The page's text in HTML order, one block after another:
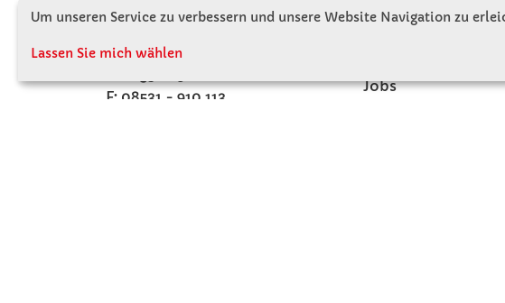
Winkler Schulbedarf GmbH
D - 94060 Pocking
F: 08531 - 910 113
Wir stellen uns vor
Jobs
Um unseren Service zu verbessern und unsere Website Navigation zu
Lassen Sie mich wählen